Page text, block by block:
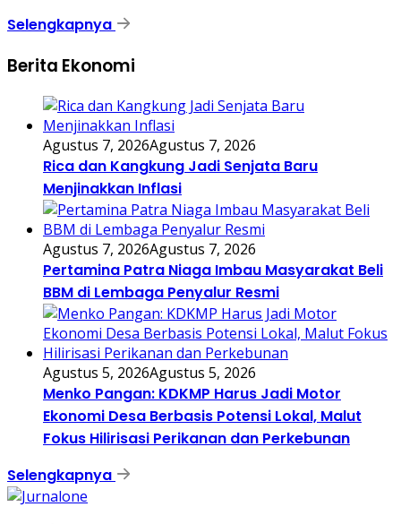
Selengkapnya
Berita Ekonomi
Agustus 7, 2026Agustus 7, 2026
Rica dan Kangkung Jadi Senjata Baru
Menjinakkan Inflasi
Agustus 7, 2026Agustus 7, 2026
Pertamina Patra Niaga Imbau Masyarakat Beli
BBM di Lembaga Penyalur Resmi
Agustus 5, 2026Agustus 5, 2026
Menko Pangan: KDKMP Harus Jadi Motor
Ekonomi Desa Berbasis Potensi Lokal, Malut
Fokus Hilirisasi Perikanan dan Perkebunan
Selengkapnya